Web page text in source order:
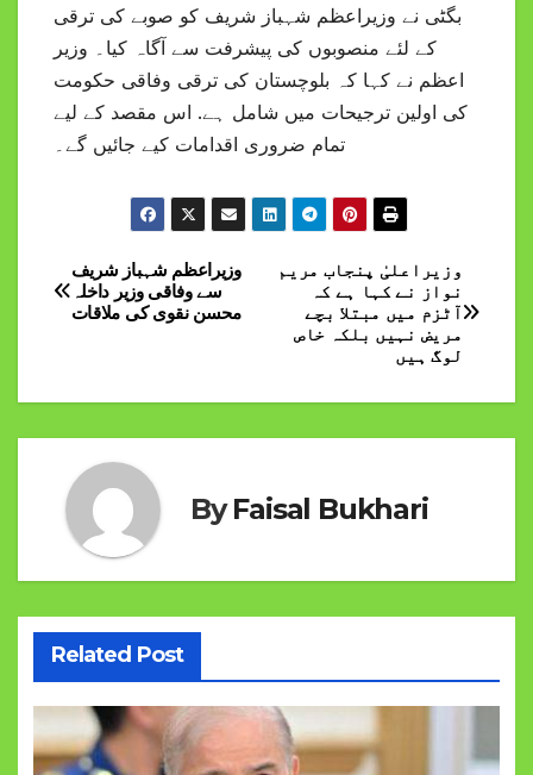
بگٹی نے وزیراعظم شہباز شریف کو صوبے کی ترقی
کے لئے منصوبوں کی پیشرفت سے آگاہ کیا۔ وزیر
اعظم نے کہا کہ بلوچستان کی ترقی وفاقی حکومت
کی اولین ترجیحات میں شامل ہے. اس مقصد کے لیے
تمام ضروری اقدامات کیے جائیں گے۔
Post
navigation
وزیراعلیٰ پنجاب مریم
نواز نے کہا ہے کہ
آٹزم میں مبتلا بچے
مریض نہیں بلکہ خاص
لوگ ہیں
وزیراعظم شہباز شریف
سے وفاقی وزیر داخلہ
محسن نقوی کی ملاقات
ByFaisal Bukhari
Related Post